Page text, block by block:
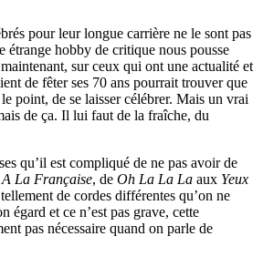
pour leur longue carrière ne le sont pas
étrange hobby de critique nous pousse
sur ceux qui ont une actualité et
de fêter ses 70 ans pourrait trouver que
point, de se laisser célébrer. Mais un vrai
de ça. Il lui faut de la fraîche, du
qu’il est compliqué de ne pas avoir de
A La Française, de Oh La La La aux Yeux
de cordes différentes qu’on ne
égard et ce n’est pas grave, cette
pas nécessaire quand on parle de